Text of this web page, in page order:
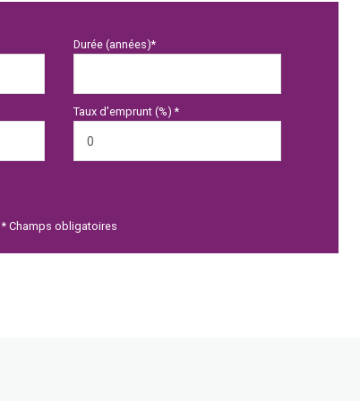
Durée (années)*
Taux d'emprunt (%) *
* Champs obligatoires